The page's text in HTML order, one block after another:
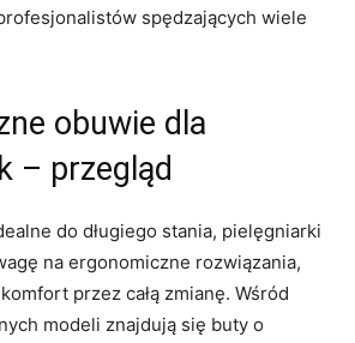
spędzających wiele
obuwie dla
– przegląd
⁢do długiego stania, pielęgniarki
na ergonomiczne rozwiązania,
przez całą zmianę. Wśród
modeli znajdują się buty ​o